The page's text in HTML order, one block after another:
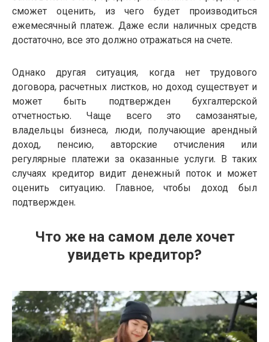
сможет оценить, из чего будет производиться
ежемесячный платеж. Даже если наличных средств
достаточно, все это должно отражаться на счете.
Однако другая ситуация, когда нет трудового
договора, расчетных листков, но доход существует и
может быть подтвержден бухгалтерской
отчетностью. Чаще всего это самозанятые,
владельцы бизнеса, люди, получающие арендный
доход, пенсию, авторские отчисления или
регулярные платежи за оказанные услуги. В таких
случаях кредитор видит денежный поток и может
оценить ситуацию. Главное, чтобы доход был
подтвержден.
Что же на самом деле хочет
увидеть кредитор?